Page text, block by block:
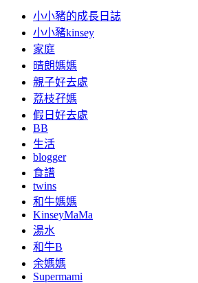
小小豬的成長日誌
小小豬kinsey
家庭
晴朗媽媽
親子好去處
荔枝孖媽
假日好去處
BB
生活
blogger
食譜
twins
和牛媽媽
KinseyMaMa
湯水
和牛B
余媽媽
Supermami